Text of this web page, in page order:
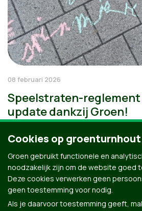
08 februari 2026
Speelstraten-
update dankzij Groen!
Cookies op
Groen gebruikt functionele en
noodzakelijk zijn om de website goed
Deze cookies verwerken geen
geen toestemming voor nodig.
Als je daarvoor toestemming geeft,